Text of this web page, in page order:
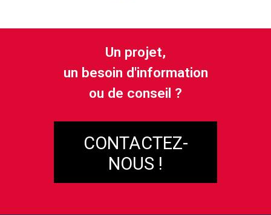
Un projet,
un besoin d'information
ou de conseil ?
CONTACTEZ-
NOUS !